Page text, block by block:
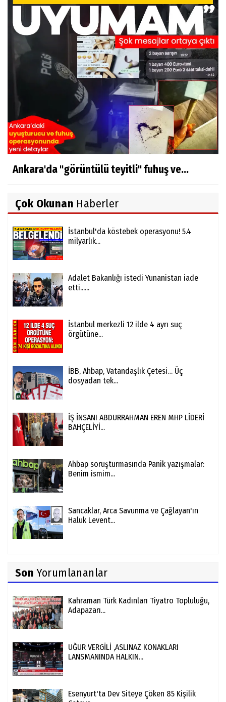
Ankara'da "görüntülü teyitli" fuhuş ve...
Çok Okunan Haberler
İstanbul'da köstebek operasyonu! 5.4
milyarlık...
Adalet Bakanlığı istedi Yunanistan iade
etti......
İstanbul merkezli 12 ilde 4 ayrı suç
örgütüne...
İBB, Ahbap, Vatandaşlık Çetesi… Üç
dosyadan tek...
İŞ İNSANI ABDURRAHMAN EREN MHP LİDERİ
BAHÇELİYİ...
Ahbap soruşturmasında Panik yazışmalar:
Benim ismim...
Sancaklar, Arca Savunma ve Çağlayan'ın
Haluk Levent...
Son Yorumlananlar
Kahraman Türk Kadınları Tiyatro Topluluğu,
Adapazarı...
UĞUR VERGİLİ ,ASLINAZ KONAKLARI
LANSMANINDA HALKIN...
Esenyurt'ta Dev Siteye Çöken 85 Kişilik